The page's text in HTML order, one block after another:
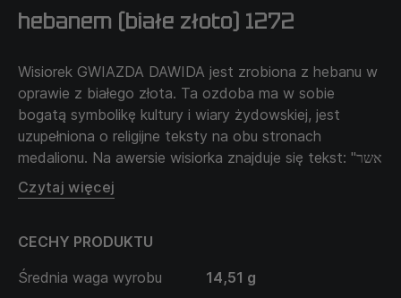
hebanem (białe złoto) 1272
Wisiorek GWIAZDA DAWIDA jest zrobiona z hebanu w
oprawie z białego złota. Ta ozdoba ma w sobie
bogatą symbolikę kultury i wiary żydowskiej, jest
uzupełniona o religijne teksty na obu stronach
medalionu. Na awersie wisiorka znajduje się tekst: "אשר
קידשנו במצוותיו וציוונו להדליק נר של שבת", co oznacza:
"Kogo uświęciliśmy swoimi przykazaniami i nakazaliśmy
tradycji i świętości szabatu.
Na rewersie wisiorka również znajduje się symboliczny
napis: "אם אשכחך ירושלים תשכח ימיני", co tłumaczy się :
Czytaj więcej
CECHY PRODUKTU
Średnia waga wyrobu
14,51 g